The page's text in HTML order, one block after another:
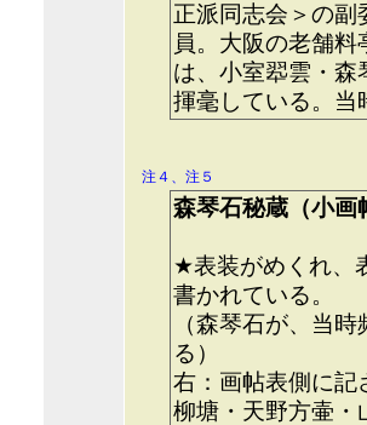
正派同志会＞の副
員。大阪の老舗
は、小室翆雲・森
揮毫している。当
注４、注５
森琴石秘蔵（小画
★表装がめくれ、
書かれている。
（森琴石が、当
る）
右：画帖表側に
柳塘・天野方壷・